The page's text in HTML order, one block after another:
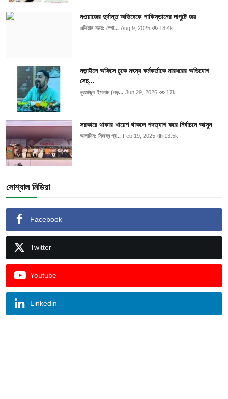
নওয়াজের দুর্দান্ত অভিষেকে পাকিস্তানের দাপুটে জয়
এশিয়ান সময়: স্পো... Aug 9, 2025 18.4k
নড়াইলে অফিসে ঢুকে মৎস্য কর্মকর্তাকে মারধরের অভিযোগ
সেচ্...
নুরতাজুল ইসলাম (নড়... Jun 29, 2026 17k
সরকারে থাকার খায়েশ থাকলে পদত্যাগ করে নির্বাচনে আসুন
আলামিন: নিজস্ব প্র... Feb 19, 2025 13.5k
সোশ্যাল মিডিয়া
Facebook
Twitter
Youtube
Linkedin